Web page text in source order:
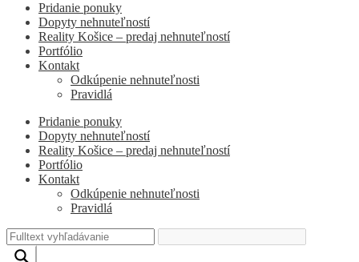
Pridanie ponuky
Dopyty nehnuteľností
Reality Košice – predaj nehnuteľností
Portfólio
Kontakt
Odkúpenie nehnuteľnosti
Pravidlá
Pridanie ponuky
Dopyty nehnuteľností
Reality Košice – predaj nehnuteľností
Portfólio
Kontakt
Odkúpenie nehnuteľnosti
Pravidlá